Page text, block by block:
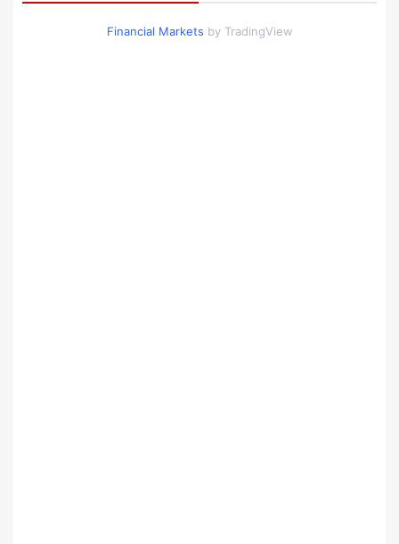
Financial Markets by TradingView